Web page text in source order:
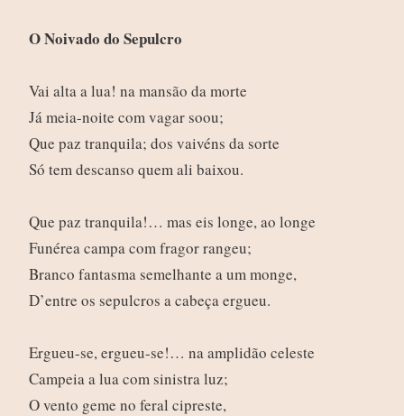
O Noivado do Sepulcro
Vai alta a lua! na mansão da morte
Já meia-noite com vagar soou;
Que paz tranquila; dos vaivéns da sorte
Só tem descanso quem ali baixou.
Que paz tranquila!… mas eis longe, ao longe
Funérea campa com fragor rangeu;
Branco fantasma semelhante a um monge,
D’entre os sepulcros a cabeça ergueu.
Ergueu-se, ergueu-se!… na amplidão celeste
Campeia a lua com sinistra luz;
O vento geme no feral cipreste,